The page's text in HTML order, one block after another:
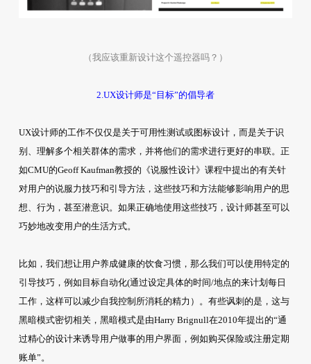
（我应该重新设计这个遥控器吗？）
2.UX设计师是“目标”的倡导者
UX设计师的工作不仅仅是关于可用性测试或图标设计，而是关于识
别、理解多个相关群体的需求，并将他们的需求进行更好的串联。正
如CMU的Geoff Kaufman教授的《说服性设计》课程中提出的有关针
对用户的说服力技巧和引导方法，这些技巧和方法能够影响用户的思
想、行为，甚至潜意识。如果正确地使用这些技巧，设计师甚至可以
巧妙地改变用户的生活方式。
比如，我们想让用户养成健康的饮食习惯，那么我们可以使用特定的
引导技巧，例如目标自动化(通过设定具体的时间/地点的来计划每日
工作，这样可以减少自我控制所消耗的精力）。有些讽刺的是，这与
黑暗模式密切相关，黑暗模式是由Harry Brignull在2010年提出的“通
过精心的设计来诱导用户做事的用户界面，例如购买保险或注册定期
账单”。